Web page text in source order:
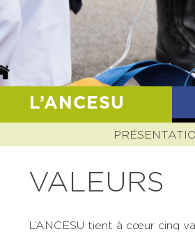
L’ANCESU
VALEURS
L’ANCESU tient à cœur cinq